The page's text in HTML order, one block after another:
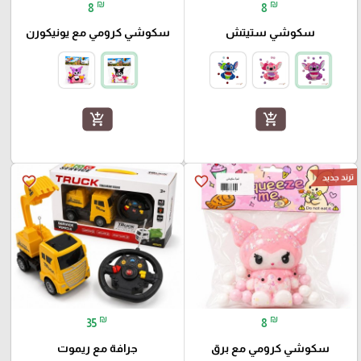
8 ₪
سكوشي ستيتش
add_shopping_cart
8 ₪
سكوشي كرومي مع يونيكورن
add_shopping_cart
favorite_border ترند جديد
8 ₪
سكوشي كرومي مع برق
favorite_border
35 ₪
جرافة مع ريموت